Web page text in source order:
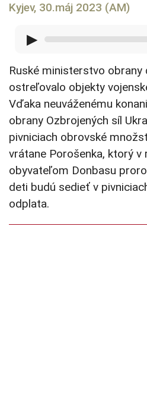
Kyjev, 30.máj 2023 (AM)
▶
Ruské ministerstvo obrany
ostreľovalo objekty
Vďaka neuváženému
obrany Ozbrojených síl
pivniciach obrovské
vrátane Porošenka, ktorý
obyvateľom Donbasu
deti budú sedieť v
odplata.